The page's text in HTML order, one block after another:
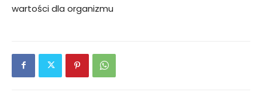
wartości dla organizmu